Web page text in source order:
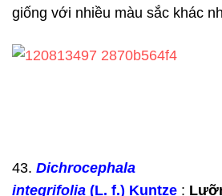
giống với nhiều màu sắc khác
43. Dichrocephala
integrifolia (L. f.) Kuntze :